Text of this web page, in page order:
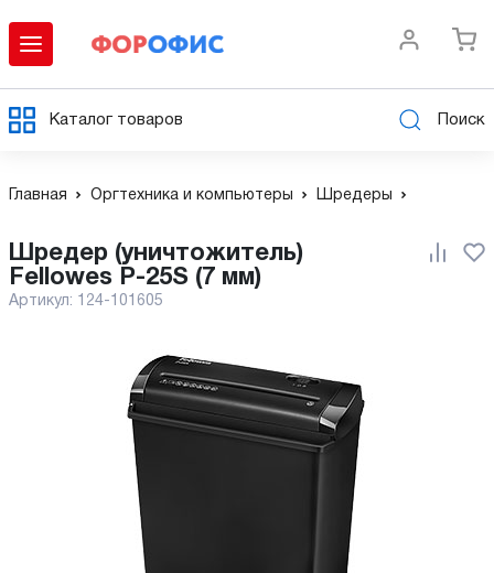
Каталог товаров Поиск
Главная Оргтехника и компьютеры Шредеры
Шредер (уничтожитель)
Fellowes P-25S (7 мм)
Артикул: 124-101605